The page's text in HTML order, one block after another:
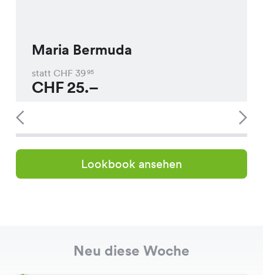
Maria Bermuda
statt CHF 3995
CHF25.–
Lookbook ansehen
Neu diese Woche